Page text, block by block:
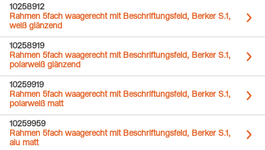
10258912
Rahmen 5fach waagerecht mit Beschriftungsfeld, Berker S.1,
weiß glänzend
10258919
Rahmen 5fach waagerecht mit Beschriftungsfeld, Berker S.1,
polarweiß glänzend
10259919
Rahmen 5fach waagerecht mit Beschriftungsfeld, Berker S.1,
polarweiß matt
10259959
Rahmen 5fach waagerecht mit Beschriftungsfeld, Berker S.1,
alu matt